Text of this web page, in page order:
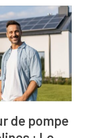
de pompe